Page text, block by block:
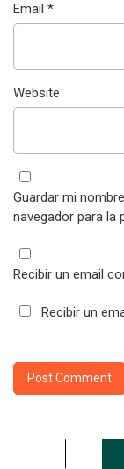
Email *
Website
Guardar mi
navegador para la
Recibir un email
Recibir un